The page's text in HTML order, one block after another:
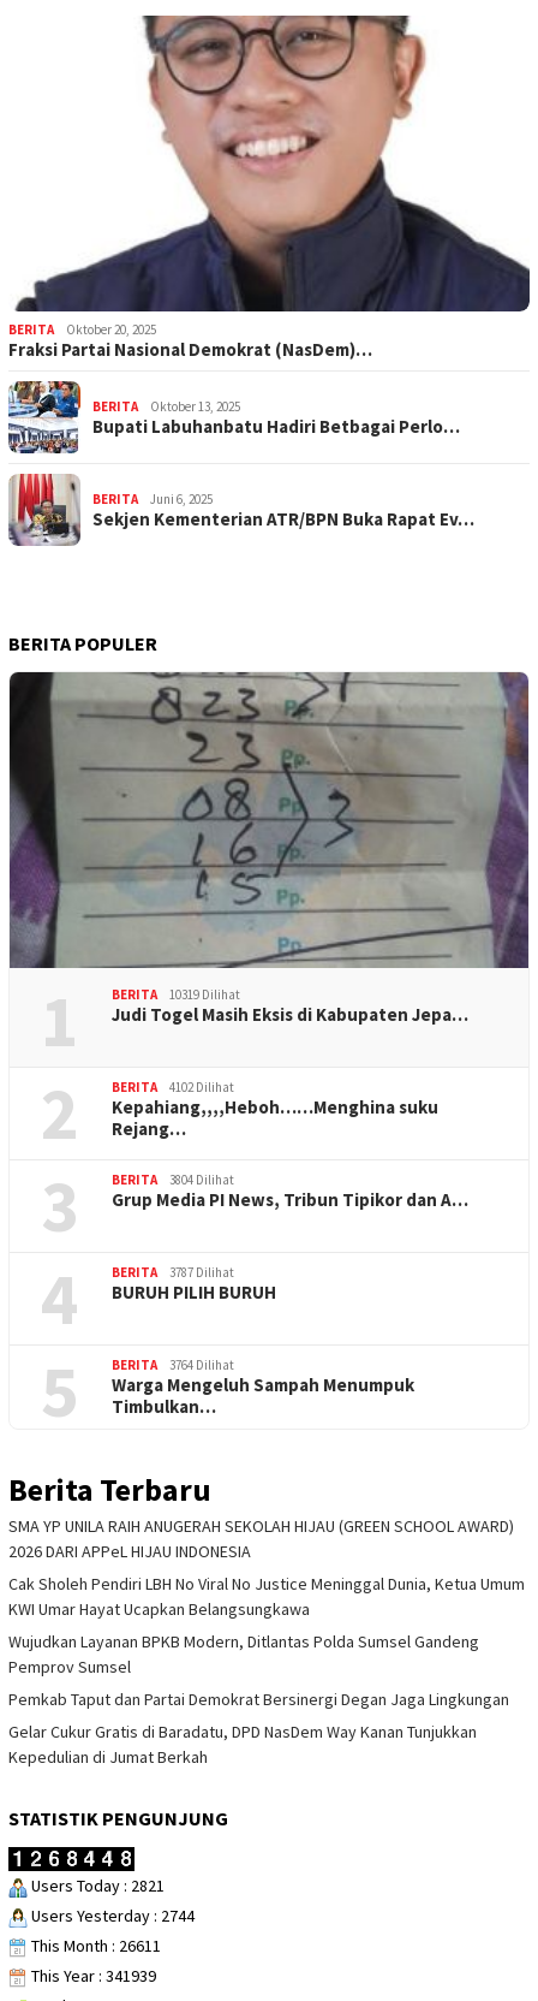
BERITA Oktober 20, 2025
Fraksi Partai Nasional Demokrat (NasDem)…
BERITA Oktober 13, 2025
Bupati Labuhanbatu Hadiri Betbagai Perlo…
BERITA Juni 6, 2025
Sekjen Kementerian ATR/BPN Buka Rapat Ev…
BERITA POPULER
1 BERITA 10319 Dilihat
Judi Togel Masih Eksis di Kabupaten Jepa…
2 BERITA 4102 Dilihat
Kepahiang,,,,Heboh……Menghina suku
Rejang…
3 BERITA 3804 Dilihat
Grup Media PI News, Tribun Tipikor dan A…
4 BERITA 3787 Dilihat
BURUH PILIH BURUH
5 BERITA 3764 Dilihat
Warga Mengeluh Sampah Menumpuk
Timbulkan…
Berita Terbaru
SMA YP UNILA RAIH ANUGERAH SEKOLAH HIJAU (GREEN SCHOOL AWARD)
2026 DARI APPeL HIJAU INDONESIA
Cak Sholeh Pendiri LBH No Viral No Justice Meninggal Dunia, Ketua Umum
KWI Umar Hayat Ucapkan Belangsungkawa
Wujudkan Layanan BPKB Modern, Ditlantas Polda Sumsel Gandeng
Pemprov Sumsel
Pemkab Taput dan Partai Demokrat Bersinergi Degan Jaga Lingkungan
Gelar Cukur Gratis di Baradatu, DPD NasDem Way Kanan Tunjukkan
Kepedulian di Jumat Berkah
STATISTIK PENGUNJUNG
Users Today : 2821
Users Yesterday : 2744
This Month : 26611
This Year : 341939